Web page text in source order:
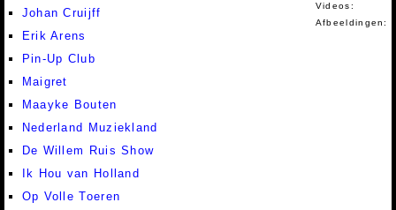
Johan Cruijff
Erik Arens
Pin-Up Club
Maigret
Maayke Bouten
Nederland Muziekland
De Willem Ruis Show
Ik Hou van Holland
Op Volle Toeren
Videos:
Afbeeldingen: